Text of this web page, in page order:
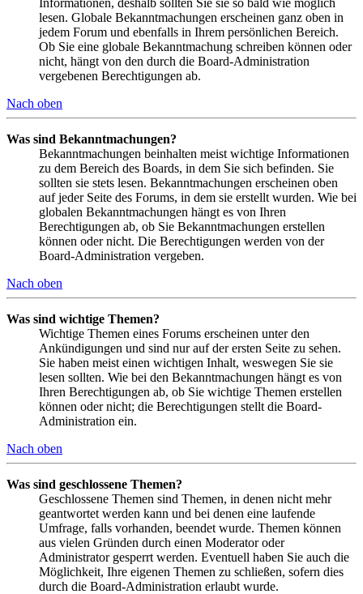
lesen. Globale Bekanntmachungen erscheinen ganz oben in
jedem Forum und ebenfalls in Ihrem persönlichen Bereich.
Ob Sie eine globale Bekanntmachung schreiben können oder
nicht, hängt von den durch die Board-Administration
vergebenen Berechtigungen ab.
Nach oben
Was sind Bekanntmachungen?
Bekanntmachungen beinhalten meist wichtige Informationen
zu dem Bereich des Boards, in dem Sie sich befinden. Sie
sollten sie stets lesen. Bekanntmachungen erscheinen oben
auf jeder Seite des Forums, in dem sie erstellt wurden. Wie bei
globalen Bekanntmachungen hängt es von Ihren
Berechtigungen ab, ob Sie Bekanntmachungen erstellen
können oder nicht. Die Berechtigungen werden von der
Board-Administration vergeben.
Nach oben
Was sind wichtige Themen?
Wichtige Themen eines Forums erscheinen unter den
Ankündigungen und sind nur auf der ersten Seite zu sehen.
Sie haben meist einen wichtigen Inhalt, weswegen Sie sie
lesen sollten. Wie bei den Bekanntmachungen hängt es von
Ihren Berechtigungen ab, ob Sie wichtige Themen erstellen
können oder nicht; die Berechtigungen stellt die Board-
Administration ein.
Nach oben
Was sind geschlossene Themen?
Geschlossene Themen sind Themen, in denen nicht mehr
geantwortet werden kann und bei denen eine laufende
Umfrage, falls vorhanden, beendet wurde. Themen können
aus vielen Gründen durch einen Moderator oder
Administrator gesperrt werden. Eventuell haben Sie auch die
Möglichkeit, Ihre eigenen Themen zu schließen, sofern dies
durch die Board-Administration erlaubt wurde.